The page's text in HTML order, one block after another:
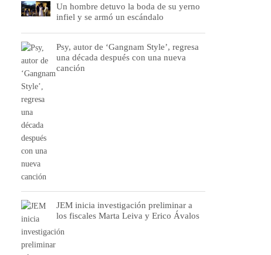
Un hombre detuvo la boda de su yerno
infiel y se armó un escándalo
Psy, autor de ‘Gangnam Style’, regresa
una década después con una nueva
canción
JEM inicia investigación preliminar a
los fiscales Marta Leiva y Erico Ávalos